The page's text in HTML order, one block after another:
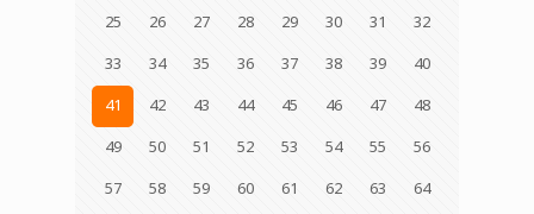
25
26 27 28 29 30 31
32
33
34 35 36 37 38 39
40
41
42 43 44 45 46 47
48
49
50 51 52 53 54 55
56
57
58 59 60 61 62 63
64